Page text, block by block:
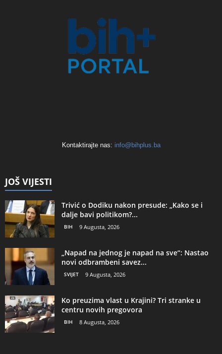
Kontaktirajte nas: info@bihplus.ba
JOŠ VIJESTI
Trivić o Dodiku nakon presude: „Kako se i
dalje bavi politikom?...
BIH 9 Augusta, 2026
„Napad na jednog je napad na sve“: Nastao
novi odbrambeni savez...
SVIJET 9 Augusta, 2026
Ko preuzima vlast u Krajini? Tri stranke u
centru novih pregovora
BIH 8 Augusta, 2026